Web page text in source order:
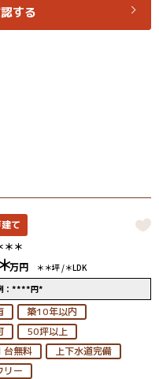
する
て
＊＊
万円 ＊＊坪 /＊LDK
：****円*
築10年以内
50坪以上
台無料
上下水道完備
リー